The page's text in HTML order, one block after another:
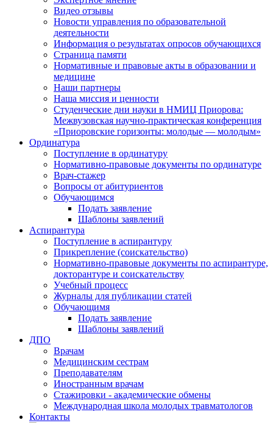
Видео отзывы
Новости управления по образовательной
деятельности
Информация о результатах опросов обучающихся
Страница памяти
Нормативные и правовые акты в образовании и
медицине
Наши партнеры
Наша миссия и ценности
Студенческие дни науки в НМИЦ Приорова:
Межвузовская научно-практическая конференция
«Приоровские горизонты: молодые — молодым»
Ординатура
Поступление в ординатуру
Нормативно-правовые документы по ординатуре
Врач-стажер
Вопросы от абитуриентов
Обучающимся
Подать заявление
Шаблоны заявлений
Аспирантура
Поступление в аспирантуру
Прикрепление (соискательство)
Нормативно-правовые документы по аспирантуре,
докторантуре и соискательству
Учебный процесс
Журналы для публикации статей
Обучающимя
Подать заявление
Шаблоны заявлений
ДПО
Врачам
Медицинским сестрам
Преподавателям
Иностранным врачам
Стажировки - академические обмены
Международная школа молодых травматологов
Контакты